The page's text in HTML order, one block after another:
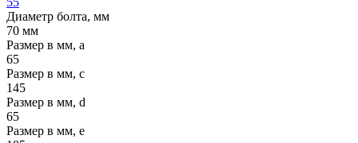
Диаметр болта, мм
70 мм
Размер в мм, а
65
Размер в мм, с
145
Размер в мм, d
65
Размер в мм, е